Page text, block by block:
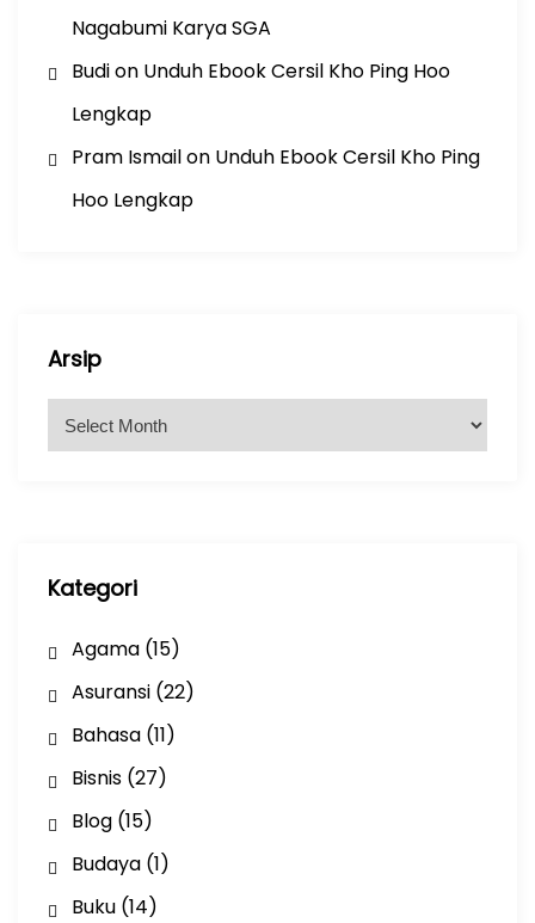
Nagabumi Karya SGA
Budion Unduh Ebook Cersil Kho Ping Hoo
Lengkap
Pram Ismailon Unduh Ebook Cersil Kho Ping
Hoo Lengkap
Arsip
Kategori
Agama(15)
Asuransi(22)
Bahasa(11)
Bisnis(27)
Blog(15)
Budaya(1)
Buku(14)